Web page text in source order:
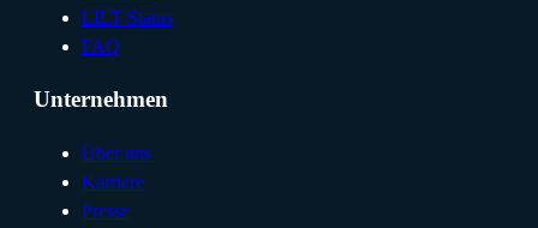
LILT Status
FAQ
Unternehmen
Über uns
Karriere
Presse